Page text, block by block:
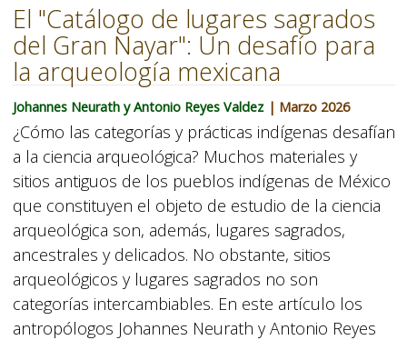
El "Catálogo de lugares sagrados
del Gran Nayar": Un desafío para
la arqueología mexicana
Johannes Neurath y Antonio Reyes Valdez | Marzo 2026
¿Cómo las categorías y prácticas indígenas desafían
a la ciencia arqueológica? Muchos materiales y
sitios antiguos de los pueblos indígenas de México
que constituyen el objeto de estudio de la ciencia
arqueológica son, además, lugares sagrados,
ancestrales y delicados. No obstante, sitios
arqueológicos y lugares sagrados no son
categorías intercambiables. En este artículo los
antropólogos Johannes Neurath y Antonio Reyes